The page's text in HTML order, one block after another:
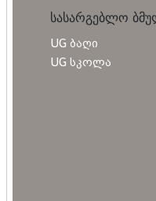
სასარგებლო
UG ბაღი
UG სკოლა